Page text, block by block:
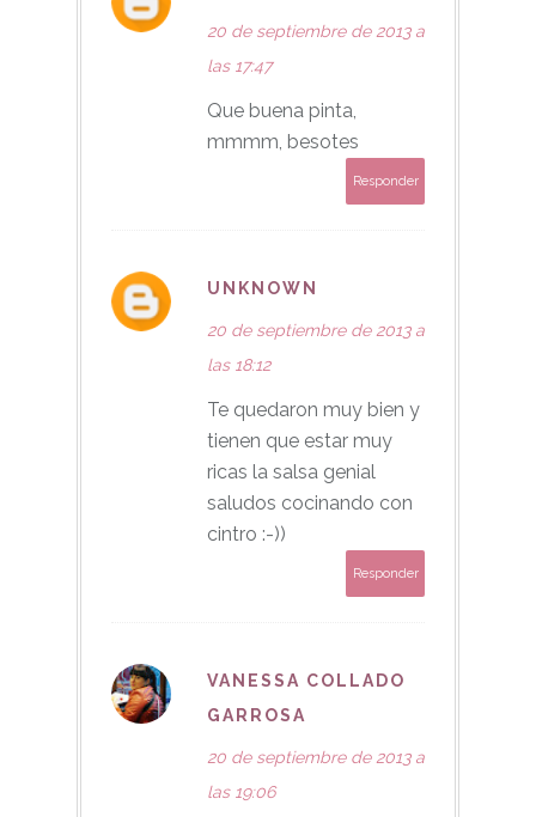
20 de septiembre de 2013 a
las 17:47
Que buena pinta,
mmmm, besotes
Responder
UNKNOWN
20 de septiembre de 2013 a
las 18:12
Te quedaron muy bien y
tienen que estar muy
ricas la salsa genial
saludos cocinando con
cintro :-))
Responder
VANESSA COLLADO
GARROSA
20 de septiembre de 2013 a
las 19:06